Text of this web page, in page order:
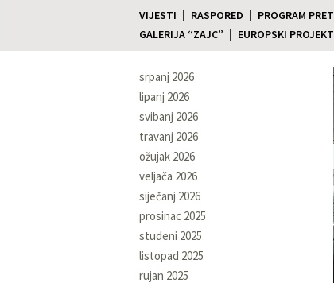
VIJESTI RASPORED PROGRAM
GALERIJA “ZAJC”
EUROPSKI
srpanj 2026
lipanj 2026
svibanj 2026
travanj 2026
ožujak 2026
veljača 2026
siječanj 2026
prosinac 2025
studeni 2025
listopad 2025
rujan 2025